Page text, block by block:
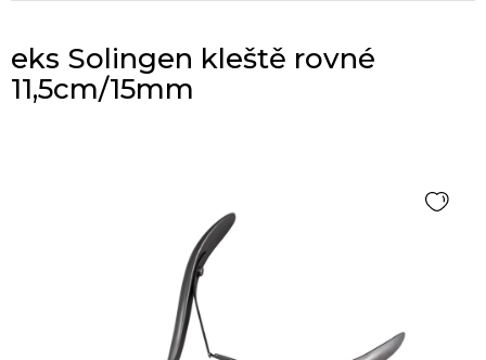
eks Solingen kleště rovné
11,5cm/15mm